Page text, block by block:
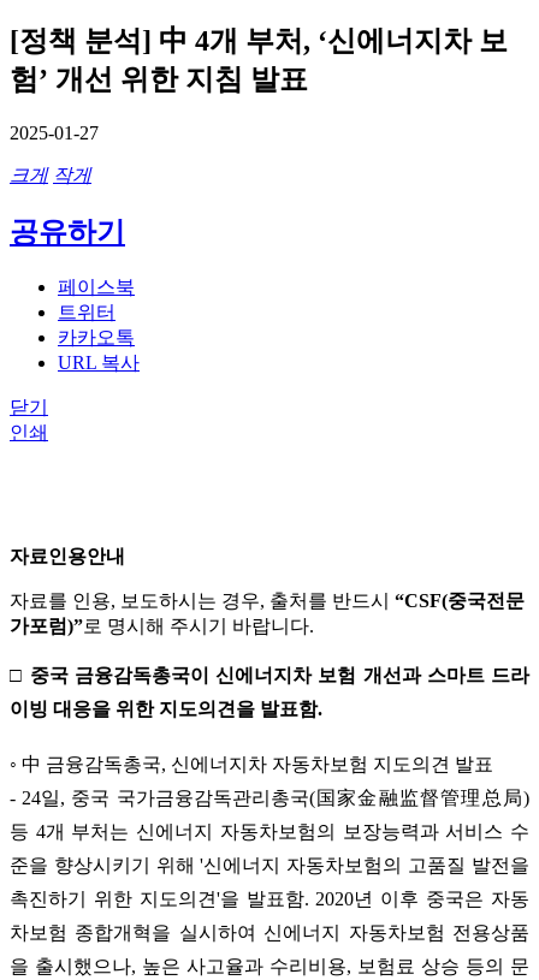
[정책 분석] 中 4개 부처, ‘신에너지차 보
험’ 개선 위한 지침 발표
2025-01-27
크게 작게
공유하기
페이스북
트위터
카카오톡
URL 복사
닫기
인쇄
자료인용안내
자료를 인용, 보도하시는 경우, 출처를 반드시 “CSF(중국전문
가포럼)”로 명시해 주시기 바랍니다.
□ 중국 금융감독총국이 신에너지차 보험 개선과 스마트 드라
이빙 대응을 위한 지도의견을 발표함.
◦ 中 금융감독총국, 신에너지차 자동차보험 지도의견 발표
- 24일, 중국 국가금융감독관리총국(国家金融监督管理总局)
등 4개 부처는 신에너지 자동차보험의 보장능력과 서비스 수
준을 향상시키기 위해 '신에너지 자동차보험의 고품질 발전을
촉진하기 위한 지도의견'을 발표함. 2020년 이후 중국은 자동
차보험 종합개혁을 실시하여 신에너지 자동차보험 전용상품
을 출시했으나, 높은 사고율과 수리비용, 보험료 상승 등의 문